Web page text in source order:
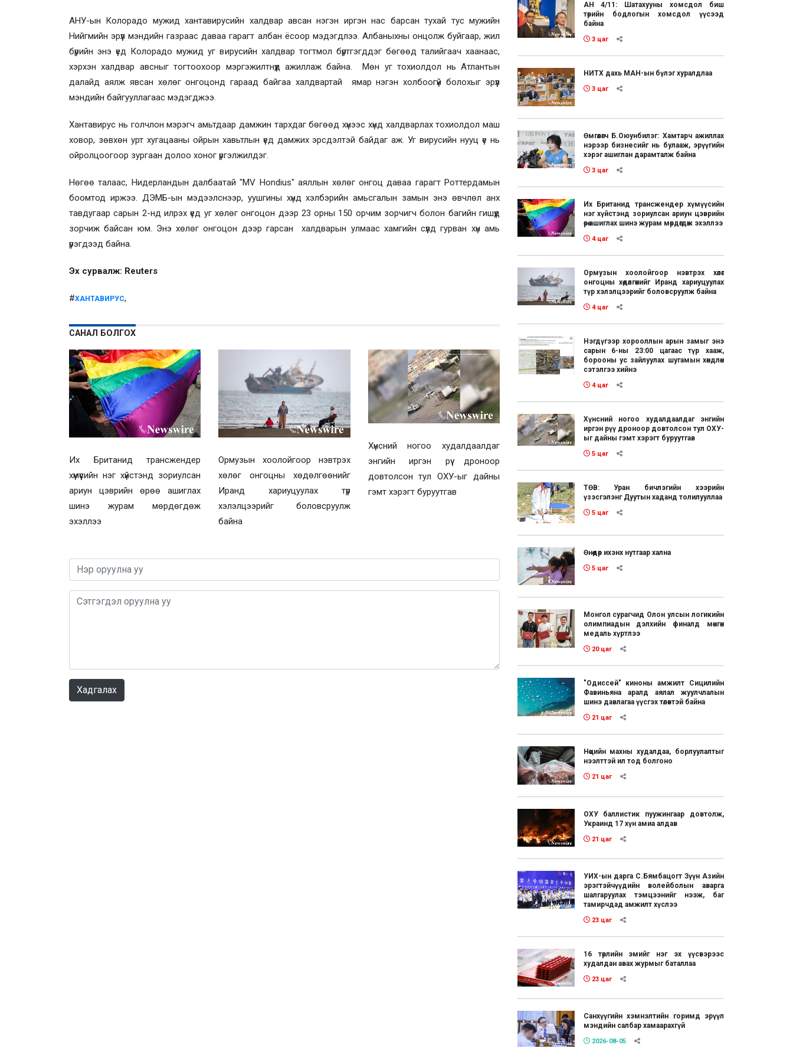
АНУ-ын Колорадо мужид хантавирусийн халдвар авсан нэгэн иргэн нас барсан тухай тус мужийн
Нийгмийн эрүүл мэндийн газраас даваа гарагт албан ёсоор мэдэгдлээ. Албаныхны онцолж буйгаар, жил
бүрийн энэ үед Колорадо мужид уг вирусийн халдвар тогтмол бүртгэгддэг бөгөөд талийгаач хаанаас,
хэрхэн халдвар авсныг тогтоохоор мэргэжилтнүүд ажиллаж байна. Мөн уг тохиолдол нь Атлантын
далайд аялж явсан хөлөг онгоцонд гараад байгаа халдвартай ямар нэгэн холбоогүй болохыг эрүүл
мэндийн байгууллагаас мэдэгджээ.
Хантавирус нь голчлон мэрэгч амьтдаар дамжин тархдаг бөгөөд хүнээс хүнд халдварлах тохиолдол маш
ховор, зөвхөн урт хугацааны ойрын хавьтлын үед дамжих эрсдэлтэй байдаг аж. Уг вирусийн нууц үе нь
ойролцоогоор зургаан долоо хоног үргэлжилдэг.
Нөгөө талаас, Нидерландын далбаатай "MV Hondius" аяллын хөлөг онгоц даваа гарагт Роттердамын
боомтод иржээ. ДЭМБ-ын мэдээлснээр, уушгины хүнд хэлбэрийн амьсгалын замын энэ өвчлөл анх
тавдугаар сарын 2-нд илрэх үед уг хөлөг онгоцон дээр 23 орны 150 орчим зорчигч болон багийн гишүүд
зорчиж байсан юм. Энэ хөлөг онгоцон дээр гарсан халдварын улмаас хамгийн сүүлд гурван хүн амь
үрэгдээд байна.
Эх сурвалж: Reuters
#ХАНТАВИРУС,
САНАЛ БОЛГОХ
Их Британид трансжендер
хүмүүсийн нэг хүйстэнд зориулсан
ариун цэврийн өрөө ашиглах
шинэ журам мөрдөгдөж
эхэллээ
Ормузын хоолойгоор нэвтрэх
хөлөг онгоцны хөдөлгөөнийг
Иранд хариуцуулах түр
хэлэлцээрийг боловсруулж
байна
Хүнсний ногоо худалдаалдаг
энгийн иргэн рүү дроноор
довтолсон тул ОХУ-ыг дайны
гэмт хэрэгт буруутгав
Хадгалах
АН 4/11: Шатахууны хомсдол биш
төрийн бодлогын хомсдол үүсээд
байна
3 цаг
НИТХ дахь МАН-ын бүлэг хуралдлаа
3 цаг
Өмгөөлөгч Б.Оюунбилэг: Хамтарч ажиллах
нэрээр бизнесийг нь булааж, эрүүгийн
хэрэг ашиглан дарамталж байна
3 цаг
Их Британид трансжендер хүмүүсийн
нэг хүйстэнд зориулсан ариун цэврийн
өрөө ашиглах шинэ журам мөрдөгдөж эхэллээ
4 цаг
Ормузын хоолойгоор нэвтрэх хөлөг
онгоцны хөдөлгөөнийг Иранд хариуцуулах
түр хэлэлцээрийг боловсруулж байна
4 цаг
Нэгдүгээр хорооллын арын замыг энэ
сарын 6-ны 23:00 цагаас түр хааж,
борооны ус зайлуулах шугамын хөндлөн
сэтэлгээ хийнэ
4 цаг
Хүнсний ногоо худалдаалдаг энгийн
иргэн рүү дроноор довтолсон тул ОХУ-
ыг дайны гэмт хэрэгт буруутгав
5 цаг
ТӨВ: Уран бичлэгийн хээрийн
үзэсгэлэнг Дуутын хаданд толилууллаа
5 цаг
Өнөөдөр ихэнх нутгаар хална
5 цаг
Монгол сурагчид Олон улсын логикийн
олимпиадын дэлхийн финалд мөнгөн
медаль хүртлээ
20 цаг
"Одиссей" киноны амжилт Сицилийн
Фавиньяна аралд аялал жуулчлалын
шинэ давлагаа үүсгэх төлөвтэй байна
21 цаг
Нөөцийн махны худалдаа, борлуулалтыг
нээлттэй ил тод болгоно
21 цаг
ОХУ баллистик пуужингаар довтолж,
Украинд 17 хүн амиа алдав
21 цаг
УИХ-ын дарга С.Бямбацогт Зүүн Азийн
эрэгтэйчүүдийн волейболын аварга
шалгаруулах тэмцээнийг нээж, баг
тамирчдад амжилт хүслээ
23 цаг
16 төрлийн эмийг нэг эх үүсвэрээс
худалдан авах журмыг баталлаа
23 цаг
Санхүүгийн хэмнэлтийн горимд эрүүл
мэндийн салбар хамаарахгүй
2026-08-05